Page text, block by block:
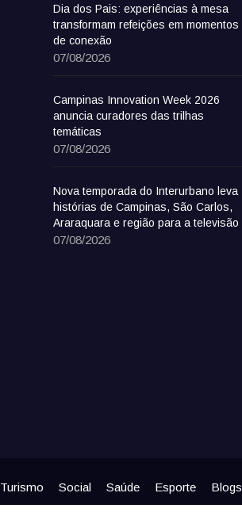
Dia dos Pais: experiências à mesa
transformam refeições em momentos
de conexão
07/08/2026
Campinas Innovation Week 2026
anuncia curadores das trilhas
temáticas
07/08/2026
Nova temporada do Interurbano leva
histórias de Campinas, São Carlos,
Araraquara e região para a televisão
07/08/2026
Turismo Social Saúde Esporte Blogs